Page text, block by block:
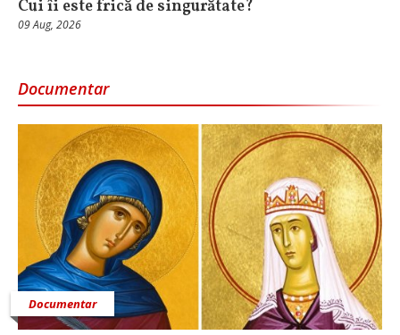
Cui îi este frică de singurătate?
09 Aug, 2026
Documentar
Documentar